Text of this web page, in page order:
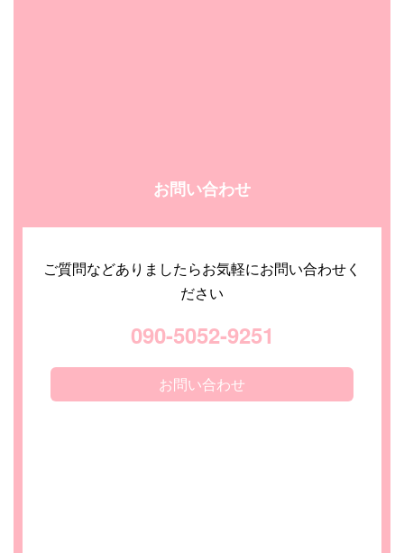
お問い合わせ
ご質問などありましたらお気軽にお問い合わせく
ださい
090-5052-9251
お問い合わせ